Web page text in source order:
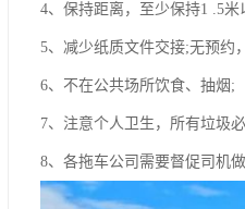
4、保持距离，至少保持1 .5
5、减少纸质文件交接;无预约
6、不在公共场所饮食、抽烟;
7、注意个人卫生，所有垃圾
8、各拖车公司需要督促司机